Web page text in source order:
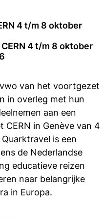
4 t/m 8 oktober
4 t/m 8 oktober
van het voortgezet
in overleg met hun
aan een
in Genève van 4
is een
de Nederlandse
educatieve reizen
naar belangrijke
in Europa.